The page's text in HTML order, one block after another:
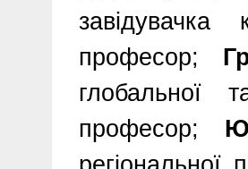
завідувачка
професор;
глобальної
професор;